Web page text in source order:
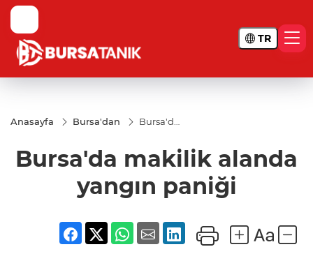
TR
Anasayfa Bursa'dan
Bursa'da
yangın
paniği
Bursa'da makilik alanda
yangın paniği